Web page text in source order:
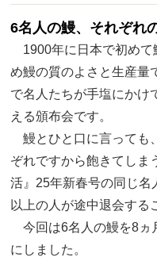
6名人の鰻、それぞれ
1900年に日本で初めて
め鰻の質のよさと生産量
で名人たちが手塩にかけ
える頒布会です。
鰻とひと口に言っても
ぞれですから飽きてしま
活』25年新春号の同じ名
以上の人が途中退会する
今回は6名人の鰻を8ヵ
にしました。